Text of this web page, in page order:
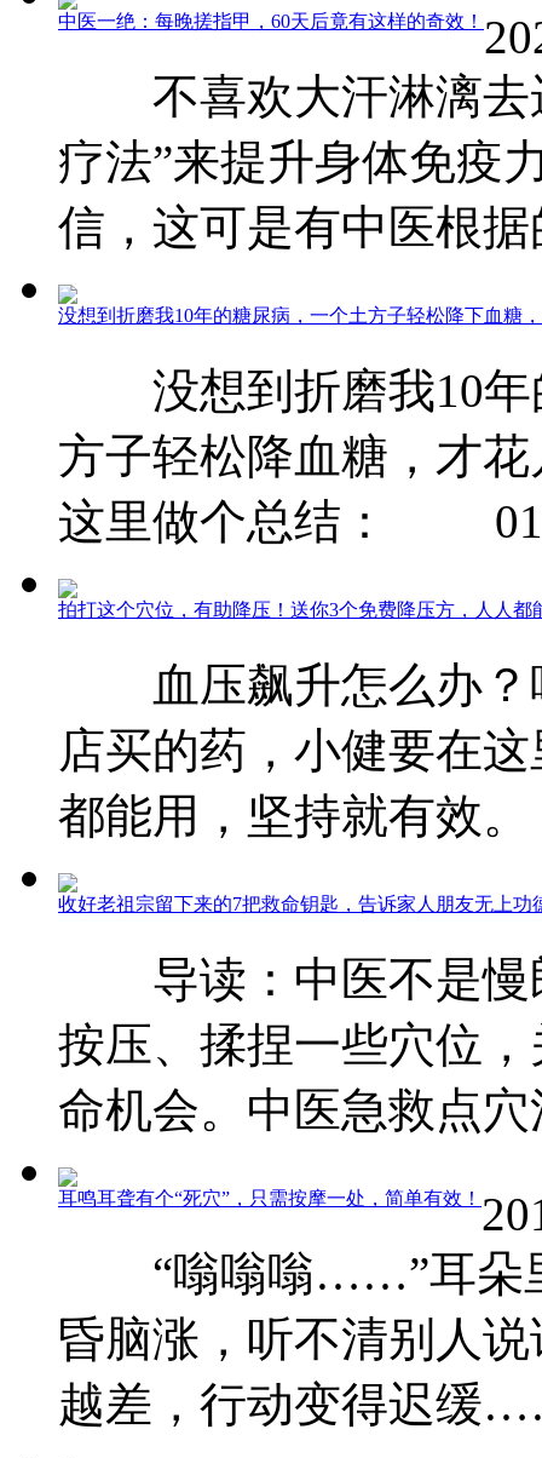
中医一绝：每晚搓指甲，60天后竟有这样的奇效！
不喜欢大汗淋漓去
疗法”来提升身体免
信，这可是有中医根据
没想到折磨我10年的糖尿病，一个土方子轻松降下血糖
没想到折磨我10年
方子轻松降血糖，才
这里做个总结： 01
拍打这个穴位，有助降压！送你3个免费降压方，人人都
血压飙升怎么办？
店买的药，小健要在
都能用，坚持就有效
收好老祖宗留下来的7把救命钥匙，告诉家人朋友无上功
导读：中医不是慢
按压、揉捏一些穴位
命机会。中医急救点
耳鸣耳聋有个“死穴”，只需按摩一处，简单有效！
“嗡嗡嗡……”耳朵里
昏脑涨，听不清别人
越差，行动变得迟